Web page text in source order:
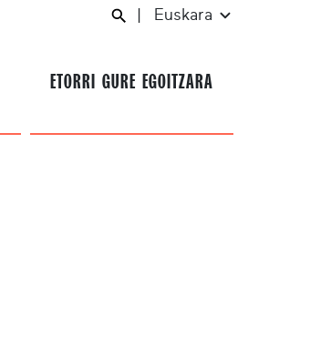
Euskara
ETORRI GURE EGOITZARA